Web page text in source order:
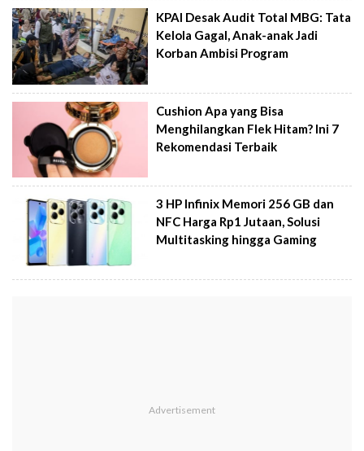
KPAI Desak Audit Total MBG: Tata
Kelola Gagal, Anak-anak Jadi
Korban Ambisi Program
Cushion Apa yang Bisa
Menghilangkan Flek Hitam? Ini 7
Rekomendasi Terbaik
3 HP Infinix Memori 256 GB dan
NFC Harga Rp1 Jutaan, Solusi
Multitasking hingga Gaming